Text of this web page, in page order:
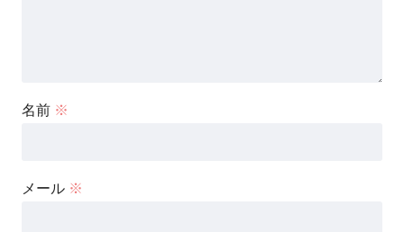
名前 ※
メール ※